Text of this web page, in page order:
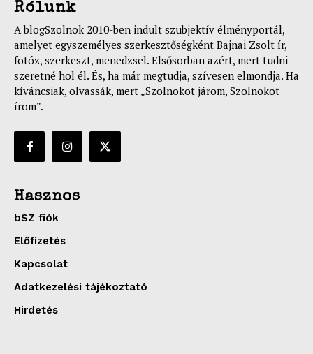
Rólunk
A blogSzolnok 2010-ben indult szubjektív élményportál,
amelyet egyszemélyes szerkesztőségként Bajnai Zsolt ír,
fotóz, szerkeszt, menedzsel. Elsősorban azért, mert tudni
szeretné hol él. És, ha már megtudja, szívesen elmondja. Ha
kíváncsiak, olvassák, mert „Szolnokot járom, Szolnokot
írom”.
Hasznos
bSZ fiók
Előfizetés
Kapcsolat
Adatkezelési tájékoztató
Hirdetés